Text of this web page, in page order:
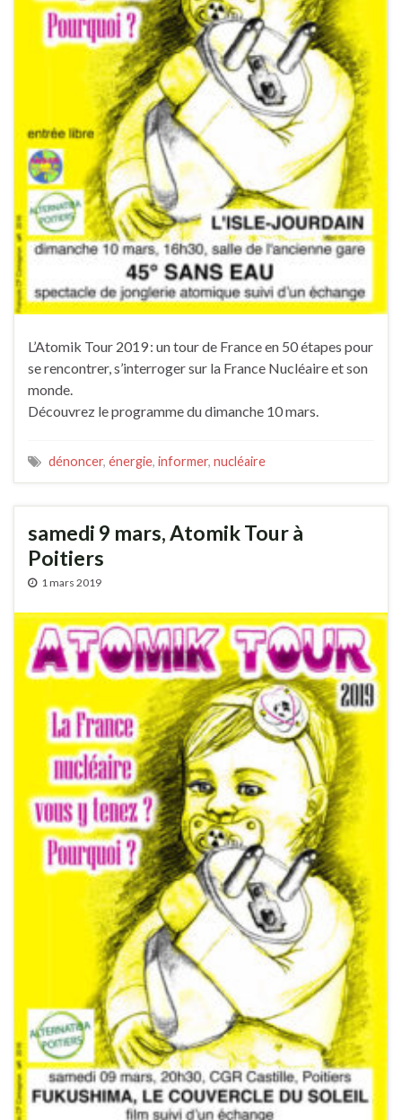
L’Atomik Tour 2019 : un tour de France en 50 étapes pour
se rencontrer, s’interroger sur la France Nucléaire et son
monde.
Découvrez le programme du dimanche 10 mars.
dénoncer, énergie, informer, nucléaire
samedi 9 mars, Atomik Tour à
Poitiers
1 mars 2019